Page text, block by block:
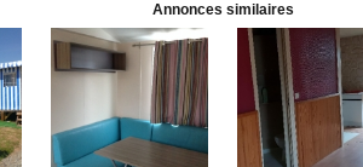
Annonces similaires